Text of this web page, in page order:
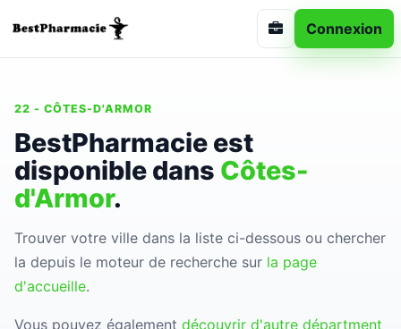
Connexion
22 - CÔTES-D'ARMOR
BestPharmacie est
disponible dans Côtes-
d'Armor.
Trouver votre ville dans la liste ci-dessous ou chercher
la depuis le moteur de recherche sur la page
d'accueille.
Vous pouvez également découvrir d'autre départment